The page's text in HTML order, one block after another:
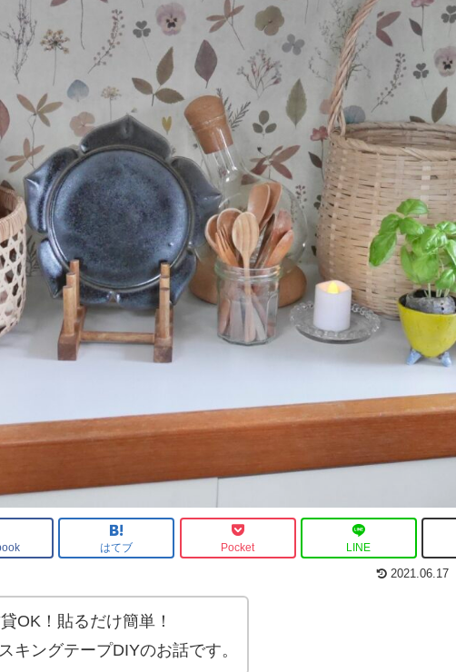
はてブ Pocket LINE
2021.06.17
OK！貼るだけ簡単！
キングテープDIYのお話です。